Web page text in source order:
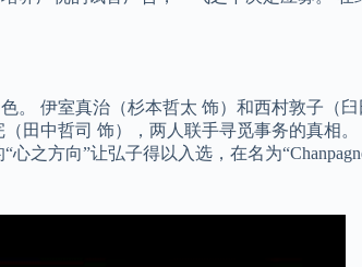
伊室真治（杉本哲太 饰）和西村敦子（
田中哲司 饰），两人联手寻觅事务的真相
方向”让弘子得以入选，在名为